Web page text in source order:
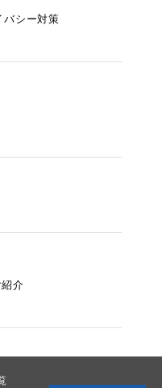
バシー対策
介